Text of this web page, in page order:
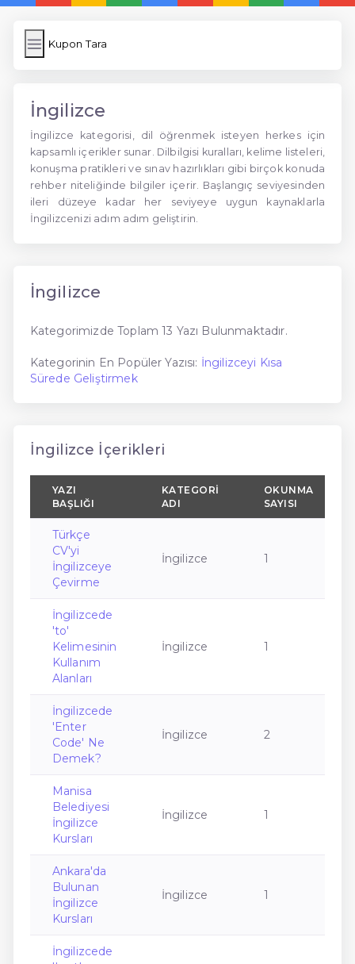
Kupon Tara
İngilizce
İngilizce kategorisi, dil öğrenmek isteyen herkes için
kapsamlı içerikler sunar. Dilbilgisi kuralları, kelime listeleri,
konuşma pratikleri ve sınav hazırlıkları gibi birçok konuda
rehber niteliğinde bilgiler içerir. Başlangıç seviyesinden
ileri düzeye kadar her seviyeye uygun kaynaklarla
İngilizcenizi adım adım geliştirin.
İngilizce
Kategorimizde Toplam 13 Yazı Bulunmaktadır.
Kategorinin En Popüler Yazısı: İngilizceyi Kısa
Sürede Geliştirmek
İngilizce İçerikleri
YAZI
BAŞLIĞI
KATEGORI
ADI
OKUNMA
SAYISI
Türkçe
CV'yi
İngilizceye
Çevirme
İngilizce 1
İngilizcede
'to'
Kelimesinin
Kullanım
Alanları
İngilizce 1
İngilizcede
'Enter
Code' Ne
Demek?
İngilizce 2
Manisa
Belediyesi
İngilizce
Kursları
İngilizce 1
Ankara'da
Bulunan
İngilizce
Kursları
İngilizce 1
İngilizcede